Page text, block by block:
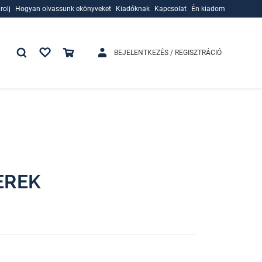
Hogyan olvassunk ekönyveket
Kiadóknak
Kapcsolat Én kiadom
BEJELENTKEZÉS / REGISZTRÁCIÓ